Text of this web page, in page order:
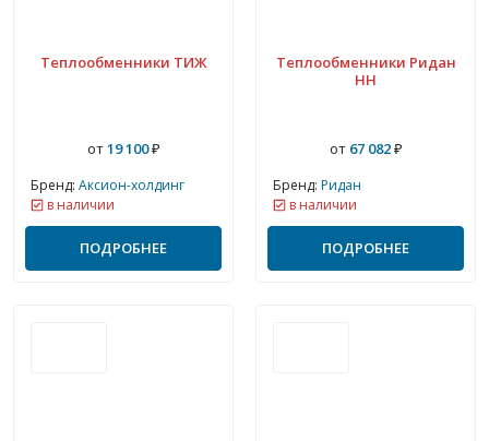
Теплообменники ТИЖ
от19 100₽
Бренд: Аксион-холдинг
в наличии
ПОДРОБНЕЕ
Теплообменники Ридан
НН
от67 082₽
Бренд: Ридан
в наличии
ПОДРОБНЕЕ